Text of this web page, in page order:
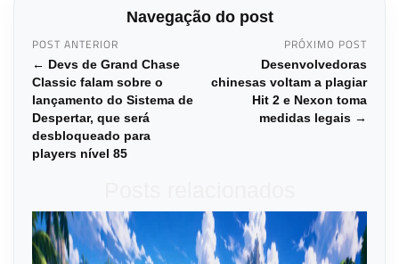
Navegação do post
POST ANTERIOR
← Devs de Grand Chase
Classic falam sobre o
lançamento do Sistema de
Despertar, que será
desbloqueado para
players nível 85
PRÓXIMO POST
Desenvolvedoras
chinesas voltam a plagiar
Hit 2 e Nexon toma
medidas legais →